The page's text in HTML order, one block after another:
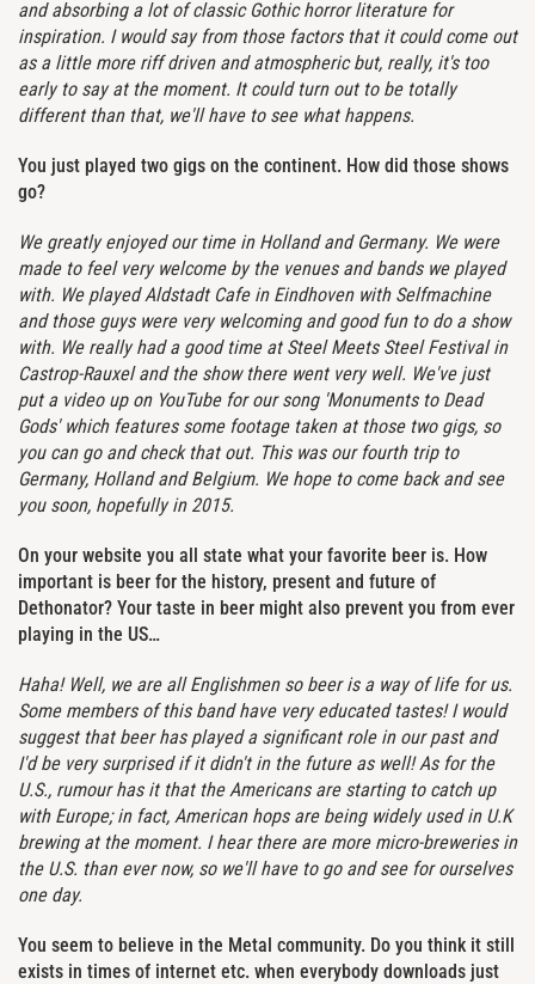
and absorbing a lot of classic Gothic horror literature for
inspiration. I would say from those factors that it could come out
as a little more riff driven and atmospheric but, really, it's too
early to say at the moment. It could turn out to be totally
different than that, we'll have to see what happens.
You just played two gigs on the continent. How did those shows
go?
We greatly enjoyed our time in Holland and Germany. We were
made to feel very welcome by the venues and bands we played
with. We played Aldstadt Cafe in Eindhoven with Selfmachine
and those guys were very welcoming and good fun to do a show
with. We really had a good time at Steel Meets Steel Festival in
Castrop-Rauxel and the show there went very well. We've just
put a video up on YouTube for our song 'Monuments to Dead
Gods' which features some footage taken at those two gigs, so
you can go and check that out. This was our fourth trip to
Germany, Holland and Belgium. We hope to come back and see
you soon, hopefully in 2015.
On your website you all state what your favorite beer is. How
important is beer for the history, present and future of
Dethonator? Your taste in beer might also prevent you from ever
playing in the US…
Haha! Well, we are all Englishmen so beer is a way of life for us.
Some members of this band have very educated tastes! I would
suggest that beer has played a significant role in our past and
I'd be very surprised if it didn't in the future as well! As for the
U.S., rumour has it that the Americans are starting to catch up
with Europe; in fact, American hops are being widely used in U.K
brewing at the moment. I hear there are more micro-breweries in
the U.S. than ever now, so we'll have to go and see for ourselves
one day.
You seem to believe in the Metal community. Do you think it still
exists in times of internet etc. when everybody downloads just